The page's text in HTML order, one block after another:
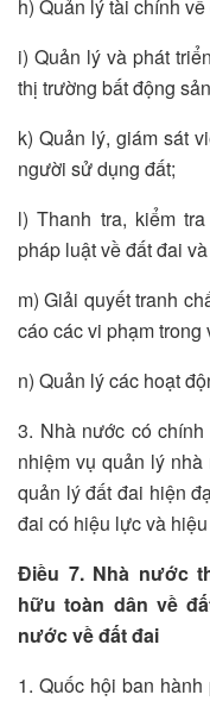
h) Quản lý tài chính
i) Quản lý và phát
thị trường bất động
k) Quản lý, giám sát
người sử dụng đất;
l) Thanh tra, kiểm
pháp luật về đất đai
m) Giải quyết tranh
cáo các vi phạm
n) Quản lý các hoạt
3. Nhà nước có
nhiệm vụ quản lý
quản lý đất đai hiện
đai có hiệu lực và
Điều 7. Nhà nước
hữu toàn dân về
nước về đất đai
1. Quốc hội ban